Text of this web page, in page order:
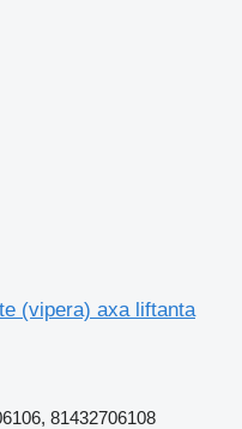
(vipera) axa liftanta
81432706108